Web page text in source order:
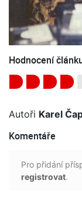
Hodnocení
Autoři Karel
Komentáře
Pro přidání
registrovat.